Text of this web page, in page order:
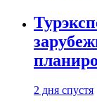
2 дня спустя